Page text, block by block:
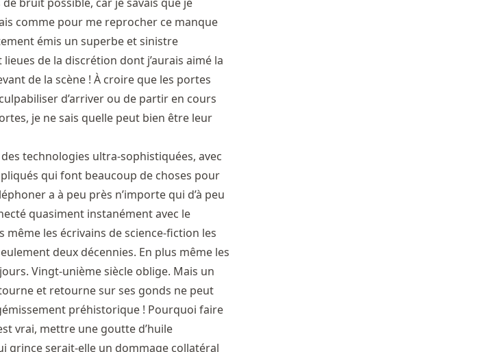
comme pour me reprocher ce manque
émis un superbe et sinistre
de la discrétion dont j’aurais aimé la
de la scène ! À croire que les portes
d’arriver ou de partir en cours
je ne sais quelle peut bien être leur
technologies ultra-sophistiquées, avec
qui font beaucoup de choses pour
a à peu près n’importe qui d’à peu
quasiment instanément avec le
même les écrivains de science-fiction les
deux décennies. En plus même les
Vingt-unième siècle oblige. Mais un
et retourne sur ses gonds ne peut
préhistorique ! Pourquoi faire
vrai, mettre une goutte d’huile
grince serait-elle un dommage collatéral